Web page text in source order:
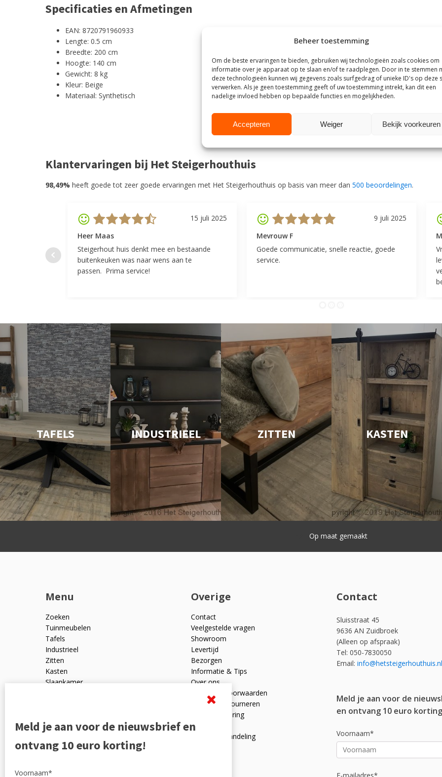
Beheer toestemming
Om de beste ervaringen te bieden, gebruiken wij technologieën zoals cookies om
informatie over je apparaat op te slaan en/of te raadplegen. Door in te stemmen
deze technologieën kunnen wij gegevens zoals surfgedrag of unieke ID's op deze
verwerken. Als je geen toestemming geeft of uw toestemming intrekt, kan dit een
nadelige invloed hebben op bepaalde functies en mogelijkheden.
Accepteren Weiger Bekijk voorkeuren
Specificaties en Afmetingen
EAN: 8720791960933
Lengte: 0.5 cm
Breedte: 200 cm
Hoogte: 140 cm
Gewicht: 8 kg
Kleur: Beige
Materiaal: Synthetisch
Klantervaringen bij Het Steigerhouthuis
98,49% heeft goede tot zeer goede ervaringen met Het Steigerhouthuis op basis van meer dan 500 beoordelingen.
15 juli 2025
Heer Maas
Steigerhout huis denkt mee en bestaande
buitenkeuken was naar wens aan te
passen. Prima service!
9 juli 2025
Mevrouw F
Goede communicatie, snelle reactie, goede
service.
TAFELS INDUSTRIEEL ZITTEN KASTEN
Snelle levering
Menu
Zoeken
Tuinmeubelen
Tafels
Industrieel
Zitten
Kasten
Slaapkamer
Outlet
Overige
Contact
Veelgestelde vragen
Showroom
Levertijd
Bezorgen
Informatie & Tips
Over ons
Algemene voorwaarden
Ruilen en retourneren
Privacyverklaring
Reviewpolicy
Klachtenafhandeling
Contact
Sluisstraat 45
9636 AN Zuidbroek
(Alleen op afspraak)
Tel: 050-7830050
Email: info@hetsteigerhouthuis.nl
Meld je aan voor de
en ontvang 10 euro
Voornaam*
E-mailadres*
Meld je aan voor de nieuwsbrief en
ontvang 10 euro korting!
Voornaam*